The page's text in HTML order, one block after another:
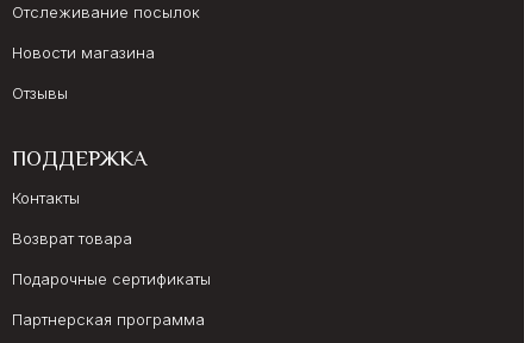
Отслеживание посылок
Новости магазина
Отзывы
ПОДДЕРЖКА
Контакты
Возврат товара
Подарочные сертификаты
Партнерская программа